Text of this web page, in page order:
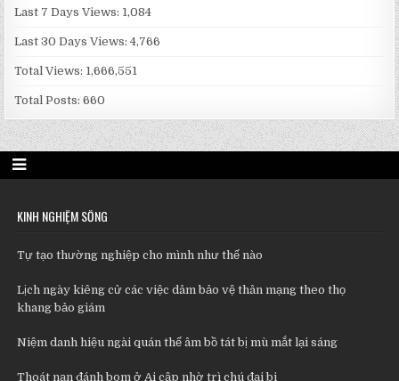
Last 7 Days Views: 1,084
Last 30 Days Views:4,766
Total Views: 1,666,551
Total Posts:660
KINH NGHIỆM SỐNG
Tự tạo thường nghiệp cho mình như thế nào
Lịch ngày kiêng cử các việc dâm bảo vệ thân mạng theo thọ
khang bảo giám
Niệm danh hiệu ngài quán thế âm bồ tát bị mù mắt lại sáng
Thoát nạn đánh bom ở Ai cập nhờ trì chú đại bi